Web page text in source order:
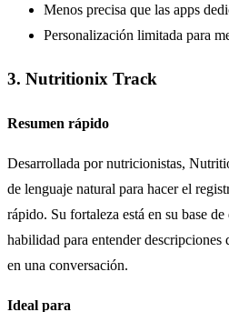
Menos precisa que las apps
Personalización limitada para
3. Nutritionix Track
Resumen rápido
Desarrollada por nutricionistas,
de lenguaje natural para hacer el
rápido. Su fortaleza está en su base
habilidad para entender descripciones
en una conversación.
Ideal para